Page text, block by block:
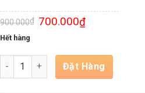
900.000₫ 700.000₫
Hết hàng
Số lượng Đặt Hàng